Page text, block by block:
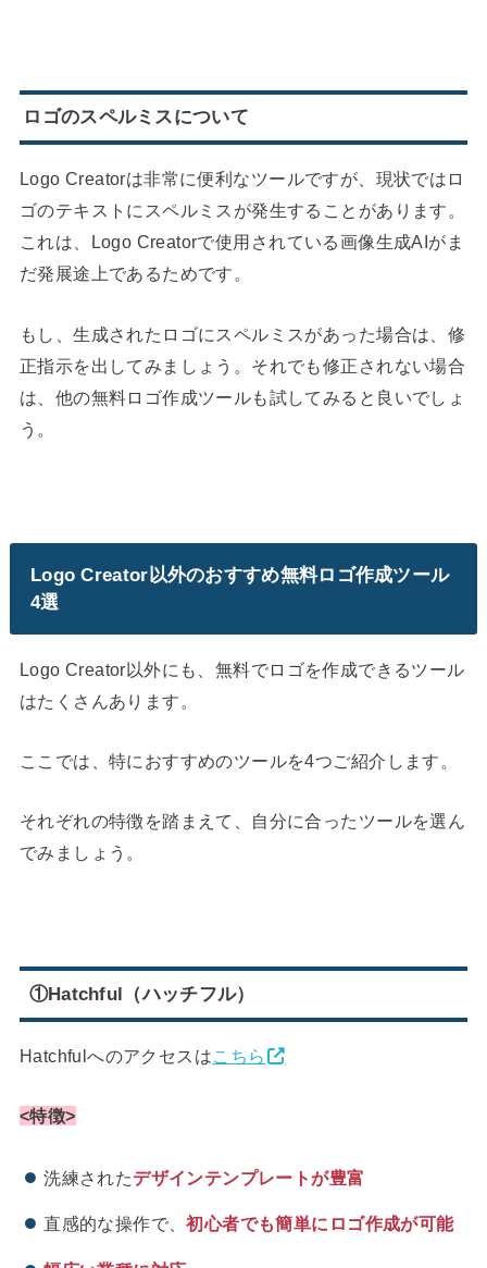
ロゴのスペルミスについて
Logo Creatorは非常に便利なツールですが、現状ではロ
ゴのテキストにスペルミスが発生することがあります。
これは、Logo Creatorで使用されている画像生成AIがま
だ発展途上であるためです。
もし、生成されたロゴにスペルミスがあった場合は、修
正指示を出してみましょう。それでも修正されない場合
は、他の無料ロゴ作成ツールも試してみると良いでしょ
う。
Logo Creator以外のおすすめ無料ロゴ作成ツール
4選
Logo Creator以外にも、無料でロゴを作成できるツール
はたくさんあります。
ここでは、特におすすめのツールを4つご紹介します。
それぞれの特徴を踏まえて、自分に合ったツールを選ん
でみましょう。
①Hatchful（ハッチフル）
Hatchfulへのアクセスはこちら
<特徴>
洗練されたデザインテンプレートが豊富
直感的な操作で、初心者でも簡単にロゴ作成が可能